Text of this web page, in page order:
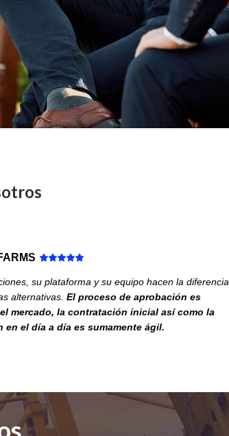
su plataforma y su equipo hacen la diferencia
alternativas. El proceso de aprobación es
mercado, la contratación inicial así como la
en el día a día es sumamente ágil.